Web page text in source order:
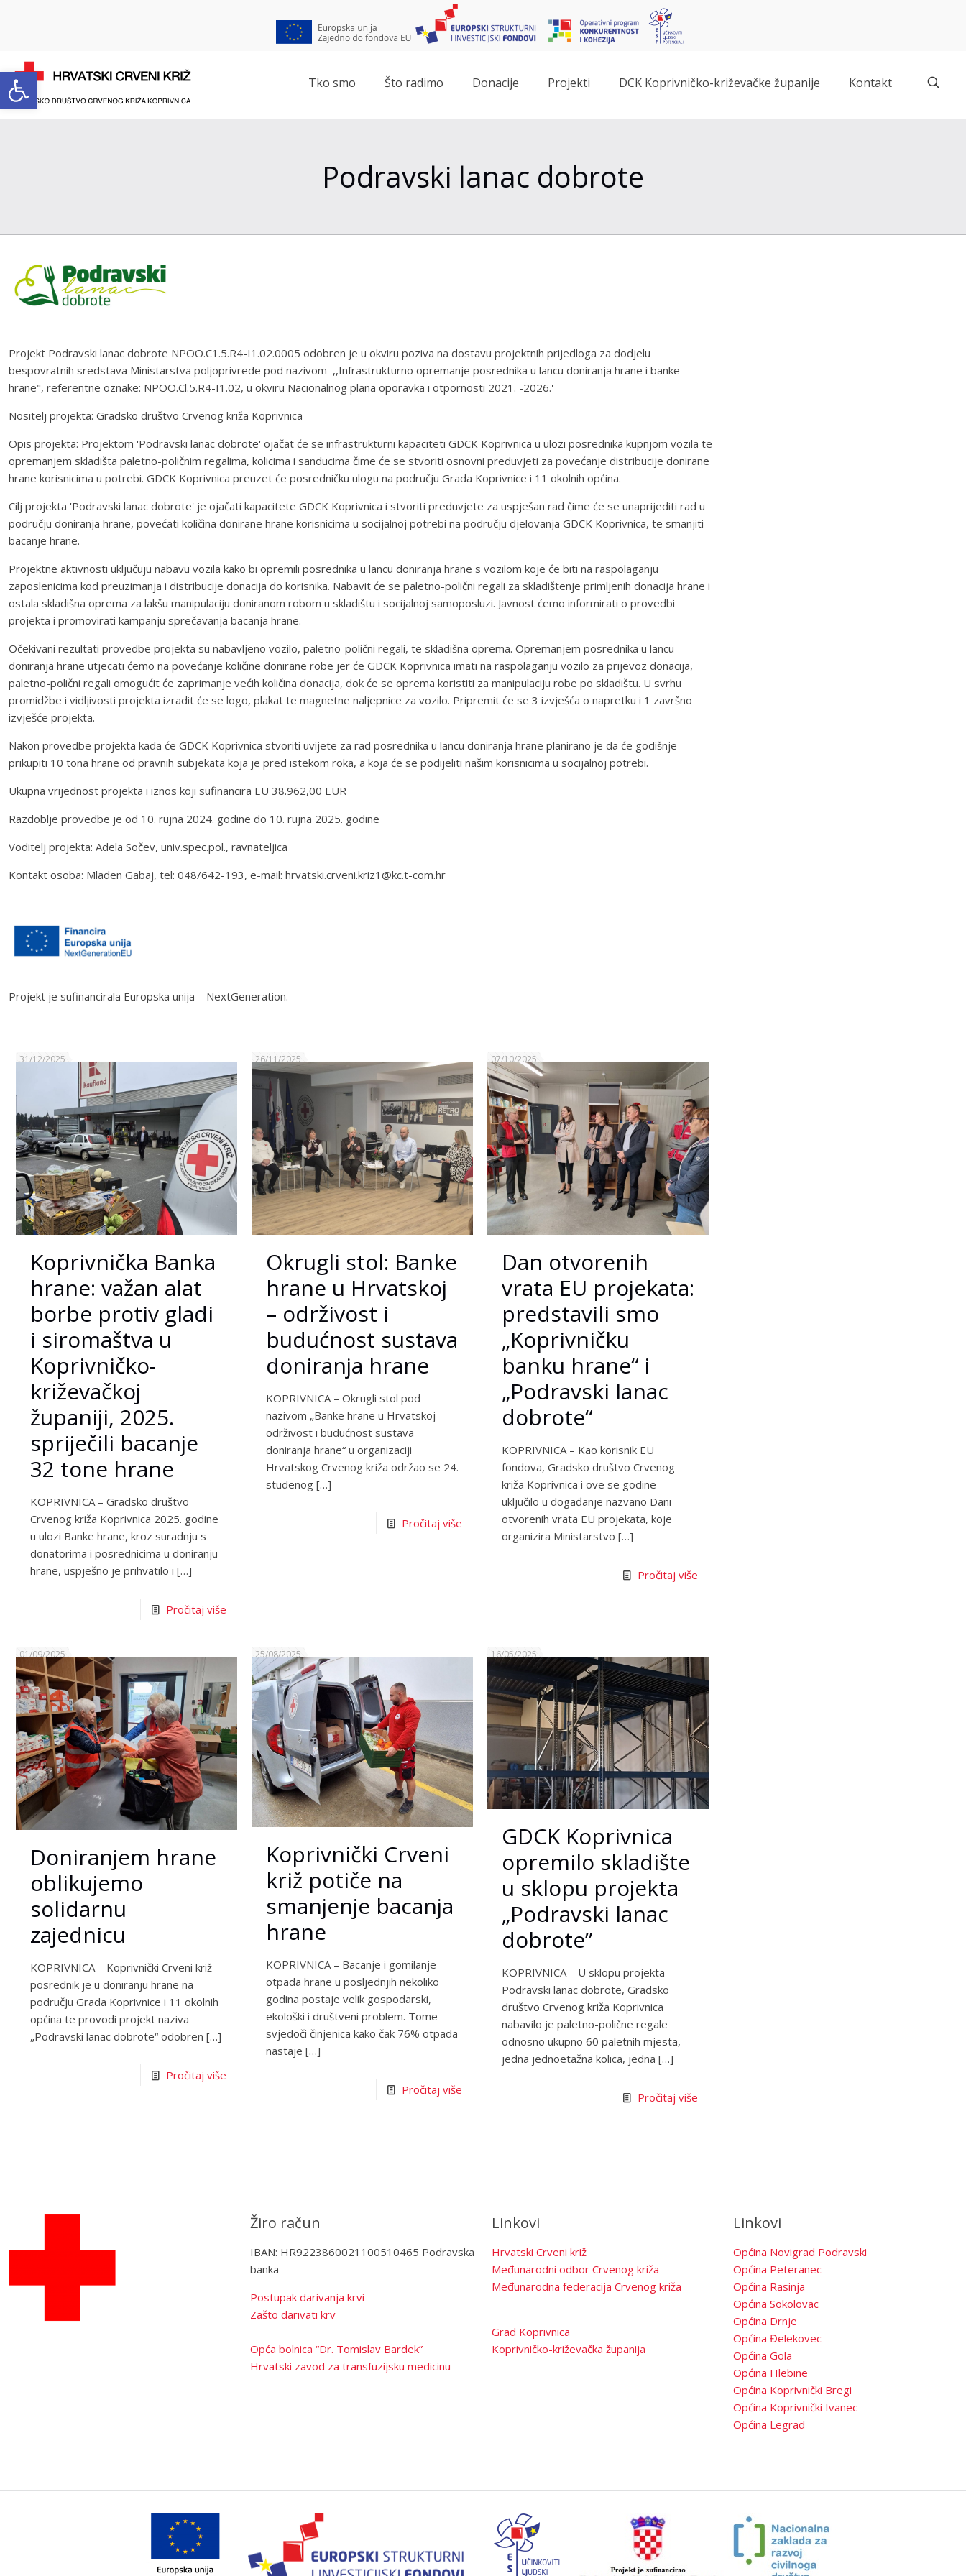
Open toolbar Tko smo Što radimo Donacije Projekti DCK Koprivničko-križevačke županije Kontakt
Podravski lanac dobrote
Projekt Podravski lanac dobrote NPOO.C1.5.R4-I1.02.0005 odobren je u okviru poziva na dostavu projektnih prijedloga za dodjelu
bespovratnih sredstava Ministarstva poljoprivrede pod nazivom ,,Infrastrukturno opremanje posrednika u lancu doniranja hrane i banke
hrane", referentne oznake: NPOO.Cl.5.R4-I1.02, u okviru Nacionalnog plana oporavka i otpornosti 2021. -2026.'
Nositelj projekta: Gradsko društvo Crvenog križa Koprivnica
Opis projekta: Projektom 'Podravski lanac dobrote' ojačat će se infrastrukturni kapaciteti GDCK Koprivnica u ulozi posrednika kupnjom vozila te
opremanjem skladišta paletno-poličnim regalima, kolicima i sanducima čime će se stvoriti osnovni preduvjeti za povećanje distribucije donirane
hrane korisnicima u potrebi. GDCK Koprivnica preuzet će posredničku ulogu na području Grada Koprivnice i 11 okolnih općina.
Cilj projekta 'Podravski lanac dobrote' je ojačati kapacitete GDCK Koprivnica i stvoriti preduvjete za uspješan rad čime će se unaprijediti rad u
području doniranja hrane, povećati količina donirane hrane korisnicima u socijalnoj potrebi na području djelovanja GDCK Koprivnica, te smanjiti
bacanje hrane.
Projektne aktivnosti uključuju nabavu vozila kako bi opremili posrednika u lancu doniranja hrane s vozilom koje će biti na raspolaganju
zaposlenicima kod preuzimanja i distribucije donacija do korisnika. Nabavit će se paletno-polični regali za skladištenje primljenih donacija hrane i
ostala skladišna oprema za lakšu manipulaciju doniranom robom u skladištu i socijalnoj samoposluzi. Javnost ćemo informirati o provedbi
projekta i promovirati kampanju sprečavanja bacanja hrane.
Očekivani rezultati provedbe projekta su nabavljeno vozilo, paletno-polični regali, te skladišna oprema. Opremanjem posrednika u lancu
doniranja hrane utjecati ćemo na povećanje količine donirane robe jer će GDCK Koprivnica imati na raspolaganju vozilo za prijevoz donacija,
paletno-polični regali omogućit će zaprimanje većih količina donacija, dok će se oprema koristiti za manipulaciju robe po skladištu. U svrhu
promidžbe i vidljivosti projekta izradit će se logo, plakat te magnetne naljepnice za vozilo. Pripremit će se 3 izvješća o napretku i 1 završno
izvješće projekta.
Nakon provedbe projekta kada će GDCK Koprivnica stvoriti uvijete za rad posrednika u lancu doniranja hrane planirano je da će godišnje
prikupiti 10 tona hrane od pravnih subjekata koja je pred istekom roka, a koja će se podijeliti našim korisnicima u socijalnoj potrebi.
Ukupna vrijednost projekta i iznos koji sufinancira EU 38.962,00 EUR
Razdoblje provedbe je od 10. rujna 2024. godine do 10. rujna 2025. godine
Voditelj projekta: Adela Sočev, univ.spec.pol., ravnateljica
Kontakt osoba: Mladen Gabaj, tel: 048/642-193, e-mail: hrvatski.crveni.kriz1@kc.t-com.hr
Projekt je sufinancirala Europska unija – NextGeneration.
31/12/2025
Koprivnička Banka
hrane: važan alat
borbe protiv gladi
i siromaštva u
Koprivničko-
križevačkoj
županiji, 2025.
spriječili bacanje
32 tone hrane
KOPRIVNICA – Gradsko društvo
Crvenog križa Koprivnica 2025. godine
u ulozi Banke hrane, kroz suradnju s
donatorima i posrednicima u doniranju
hrane, uspješno je prihvatilo i […]
Pročitaj više
26/11/2025
Okrugli stol: Banke
hrane u Hrvatskoj
– održivost i
budućnost sustava
doniranja hrane
KOPRIVNICA – Okrugli stol pod
nazivom „Banke hrane u Hrvatskoj –
održivost i budućnost sustava
doniranja hrane“ u organizaciji
Hrvatskog Crvenog križa održao se 24.
studenog[…]
Pročitaj više
07/10/2025
Dan otvorenih
vrata EU projekata:
predstavili smo
„Koprivničku
banku hrane“ i
„Podravski lanac
dobrote“
KOPRIVNICA – Kao korisnik EU
fondova, Gradsko društvo Crvenog
križa Koprivnica i ove se godine
uključilo u događanje nazvano Dani
otvorenih vrata EU projekata, koje
organizira Ministarstvo […]
Pročitaj više
01/09/2025
Doniranjem hrane
oblikujemo
solidarnu
zajednicu
KOPRIVNICA – Koprivnički Crveni križ
posrednik je u doniranju hrane na
području Grada Koprivnice i 11 okolnih
općina te provodi projekt naziva
„Podravski lanac dobrote“ odobren […]
Pročitaj više
25/08/2025
Koprivnički Crveni
križ potiče na
smanjenje bacanja
hrane
KOPRIVNICA – Bacanje i gomilanje
otpada hrane u posljednjih nekoliko
godina postaje velik gospodarski,
ekološki i društveni problem. Tome
svjedoči činjenica kako čak 76% otpada
nastaje […]
Pročitaj više
16/05/2025
GDCK Koprivnica
opremilo skladište
u sklopu projekta
„Podravski lanac
dobrote”
KOPRIVNICA – U sklopu projekta
Podravski lanac dobrote, Gradsko
društvo Crvenog križa Koprivnica
nabavilo je paletno-polične regale
odnosno ukupno 60 paletnih mjesta,
jedna jednoetažna kolica, jedna […]
Pročitaj više
Žiro račun
IBAN: HR9223860021100510465 Podravska
banka
Postupak darivanja krvi
Zašto darivati krv
Opća bolnica “Dr. Tomislav Bardek”
Hrvatski zavod za transfuzijsku medicinu
Linkovi
Hrvatski Crveni križ
Međunarodni odbor Crvenog križa
Međunarodna federacija Crvenog križa
Grad Koprivnica
Koprivničko-križevačka županija
Linkovi
Općina Novigrad Podravski
Općina Peteranec
Općina Rasinja
Općina Sokolovac
Općina Drnje
Općina Đelekovec
Općina Gola
Općina Hlebine
Općina Koprivnički Bregi
Općina Koprivnički Ivanec
Općina Legrad